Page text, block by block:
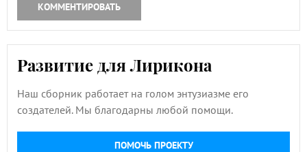
КОММЕНТИРОВАТЬ
Развитие для Лирикона
Наш сборник работает на голом энтузиазме его
создателей. Мы благодарны любой помощи.
ПОМОЧЬ ПРОЕКТУ